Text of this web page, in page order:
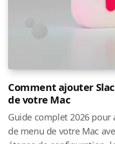
Comment ajouter
de votre Mac
Guide complet 2026 pour
de menu de votre Mac